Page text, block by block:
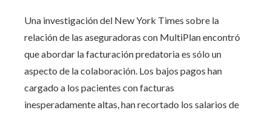
Una investigación del New York Times sobre la
relación de las aseguradoras con MultiPlan encontró
que abordar la facturación predatoria es sólo un
aspecto de la colaboración. Los bajos pagos han
cargado a los pacientes con facturas
inesperadamente altas, han recortado los salarios de